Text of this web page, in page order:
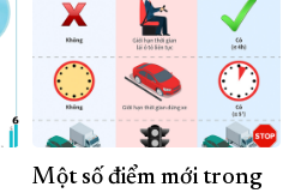
Một số điểm mới trong